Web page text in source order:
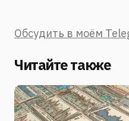
Обсудить в моём
Читайте также